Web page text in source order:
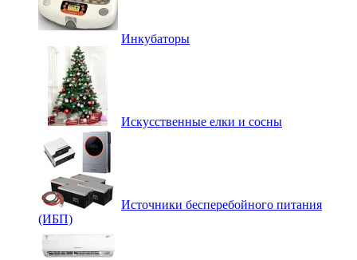
Инкубаторы
Искусственные елки и сосны
Источники бесперебойного питания
(ИБП)